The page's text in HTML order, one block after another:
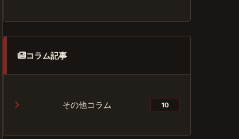
コラム記事
その他コラム 10